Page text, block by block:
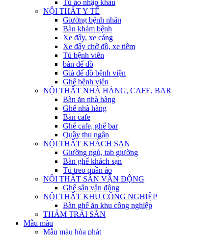
Tủ áo nhập khẩu
NỘI THẤT Y TẾ
Giường bệnh nhân
Bàn khám bệnh
Xe đẩy, xe cáng
Xe đẩy chở đồ, xe tiêm
Tủ bệnh viên
bàn để đồ
Giá để đồ bệnh viện
Ghế bệnh viện
NỘI THẤT NHÀ HÀNG, CAFE, BAR
Bàn ăn nhà hàng
Ghế nhà hàng
Bàn cafe
Ghế cafe, ghế bar
Quầy thu ngân
NỘI THẤT KHÁCH SẠN
Giường ngủ, tab giường
Bàn ghế khách sạn
Tủ treo quần áo
NỘI THẤT SÂN VẬN ĐỘNG
Ghế sân vận động
NỘI THẤT KHU CÔNG NGHIỆP
Bàn ghế ăn khu công nghiệp
THẢM TRẢI SÀN
Mẫu màu
Mẫu màu hòa phát